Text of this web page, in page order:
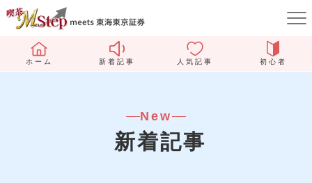
ホーム 新着記事 人気記事 初心者
New
新着記事